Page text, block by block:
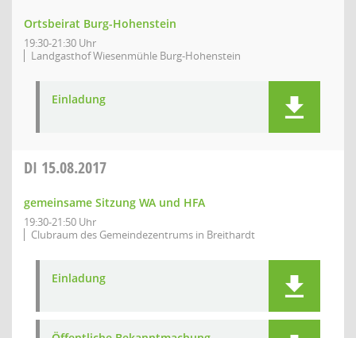
Ortsbeirat Burg-Hohenstein
19:30-21:30 Uhr
Landgasthof Wiesenmühle Burg-Hohenstein
Einladung
DI 15.08.2017
gemeinsame Sitzung WA und HFA
19:30-21:50 Uhr
Clubraum des Gemeindezentrums in Breithardt
Einladung